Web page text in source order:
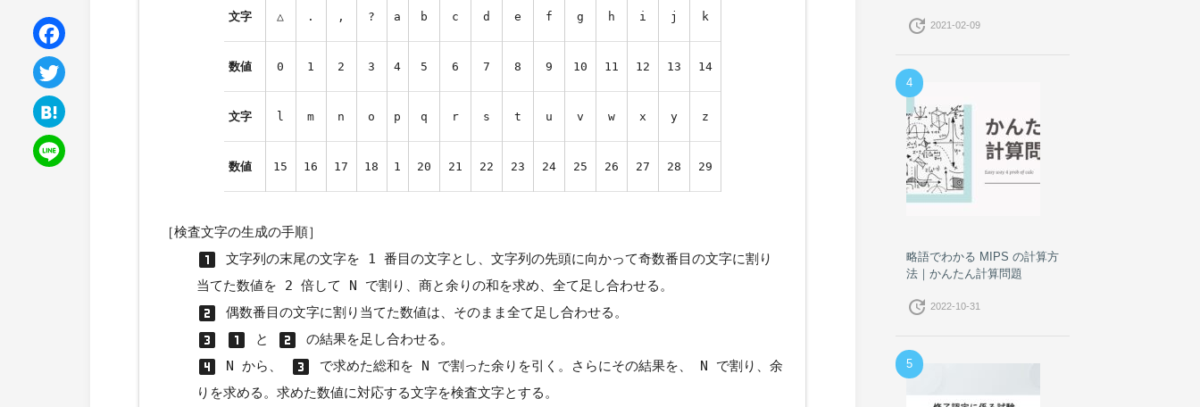
文字 △ . , ? a b c d e f g h i j k
数値 0 1 2 3 4 5 6 7 8 9 10 11 12 13 14
文字 l m n o p q r s t u v w x y z
数値 15 16 17 18 1 20 21 22 23 24 25 26 27 28 29
［検査文字の生成の手順］
looks_one
文字列の末尾の文字を 1 番目の文字とし、文字列の先頭に向かって奇数番目の文字に割り
当てた数値を 2 倍して N で割り、商と余りの和を求め、全て足し合わせる。
looks_two 偶数番目の文字に割り当てた数値は、そのまま全て足し合わせる。
looks_3 looks_one と looks_two の結果を足し合わせる。
looks_4 N から、 looks_3
で求めた総和を N で割った余りを引く。さらにその結果を、 N で割り、余
りを求める。求めた数値に対応する文字を検査文字とする。
Facebook
Twitter
Hatena
update 2021-02-09
4
略語でわかる MIPS の計算方
法｜かんたん計算問題
update 2022-10-31
5